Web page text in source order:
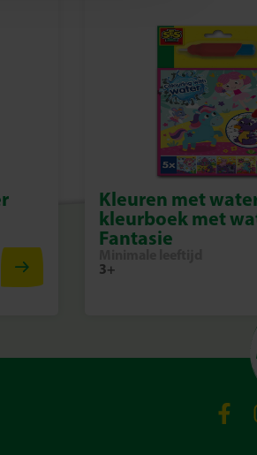
deze kleurrijke Soft Loom-set!
Kleuren met
kleurboek met
Fantasie
3+